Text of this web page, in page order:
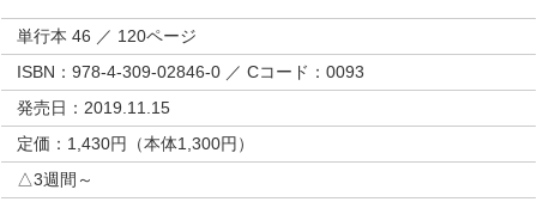
単行本 46 ／ 120ページ
ISBN：978-4-309-02846-0 ／ Cコード：0093
発売日：2019.11.15
定価：1,430円（本体1,300円）
△3週間～